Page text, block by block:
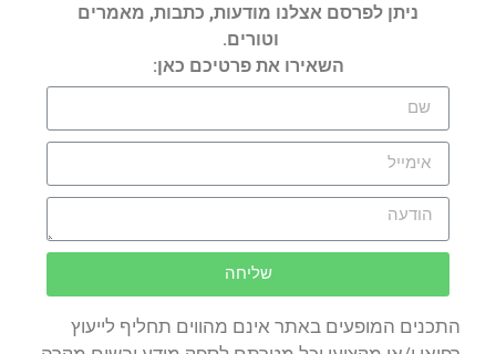
ניתן לפרסם אצלנו מודעות, כתבות, מאמרים
וטורים.
השאירו את פרטיכם כאן:
שליחה
התכנים המופעים באתר אינם מהווים תחליף לייעוץ